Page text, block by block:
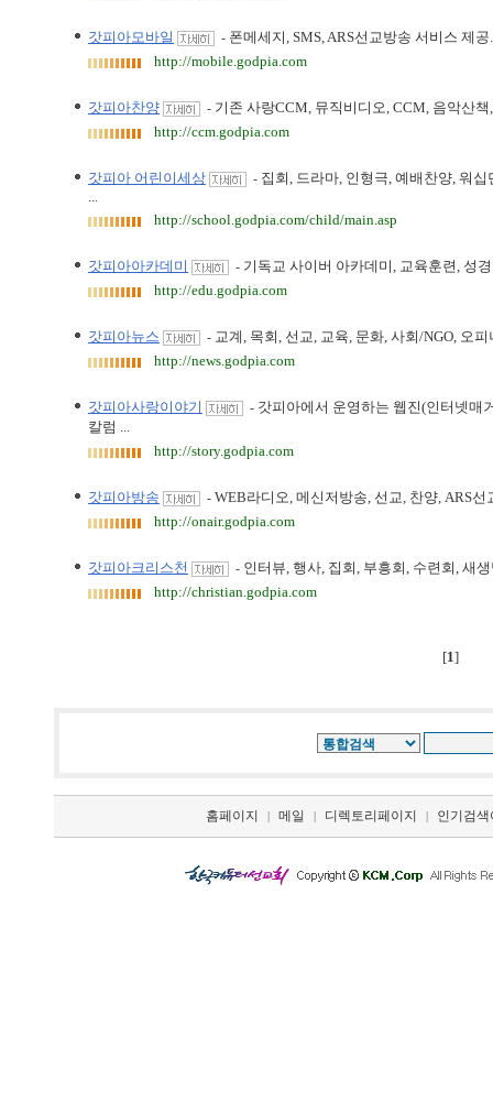
갓피아모바일 - 폰메세지, SMS, ARS선교방송 서비스 제공.
http://mobile.godpia.com
갓피아찬양 - 기존 사랑CCM, 뮤직비디오, CCM, 음악산
http://ccm.godpia.com
갓피아 어린이세상 - 집회, 드라마, 인형극, 예배찬양, 워
...
http://school.godpia.com/child/main.asp
갓피아아카데미 - 기독교 사이버 아카데미, 교육훈련, 성
http://edu.godpia.com
갓피아뉴스 - 교계, 목회, 선교, 교육, 문화, 사회/NGO, 오
http://news.godpia.com
갓피아사랑이야기 - 갓피아에서 운영하는 웹진(인터넷매
칼럼 ...
http://story.godpia.com
갓피아방송 - WEB라디오, 메신저방송, 선교, 찬양, ARS선
http://onair.godpia.com
갓피아크리스천 - 인터뷰, 행사, 집회, 부흥회, 수련회, 새
http://christian.godpia.com
[1]
홈페이지 | 메일 | 디렉토리페이지 | 인기검색